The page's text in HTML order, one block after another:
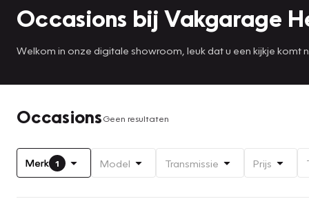
Occasions bij Vakgarage
Welkom in onze digitale showroom, leuk dat u een kijkje komt
OccasionsGeen resultaten
Merk 1 Model Transmissie Prijs